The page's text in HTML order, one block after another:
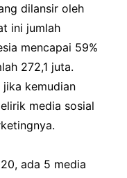
dilansir oleh
ini jumlah
mencapai 59%
272,1 juta.
jika kemudian
media sosial
ada 5 media